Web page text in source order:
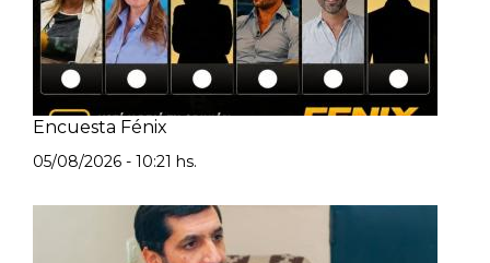
Encuesta Fénix
05/08/2026 - 10:21 hs.